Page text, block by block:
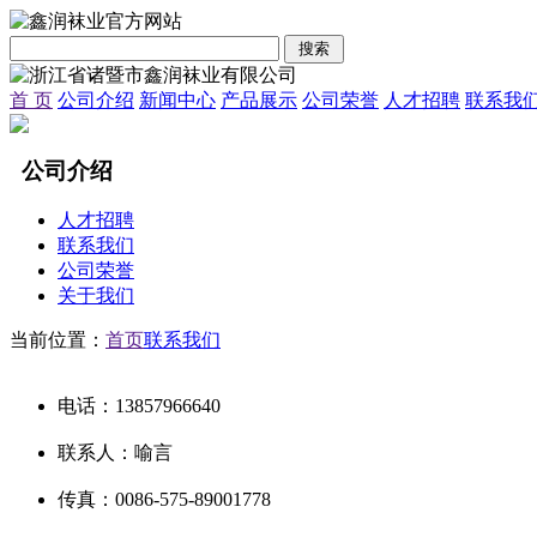
首 页 公司介绍 新闻中心 产品展示 公司荣誉 人才招聘 联系我
公司介绍
人才招聘
联系我们
公司荣誉
关于我们
当前位置： 首页联系我们
电话：13857966640
联系人：喻言
传真：0086-575-89001778